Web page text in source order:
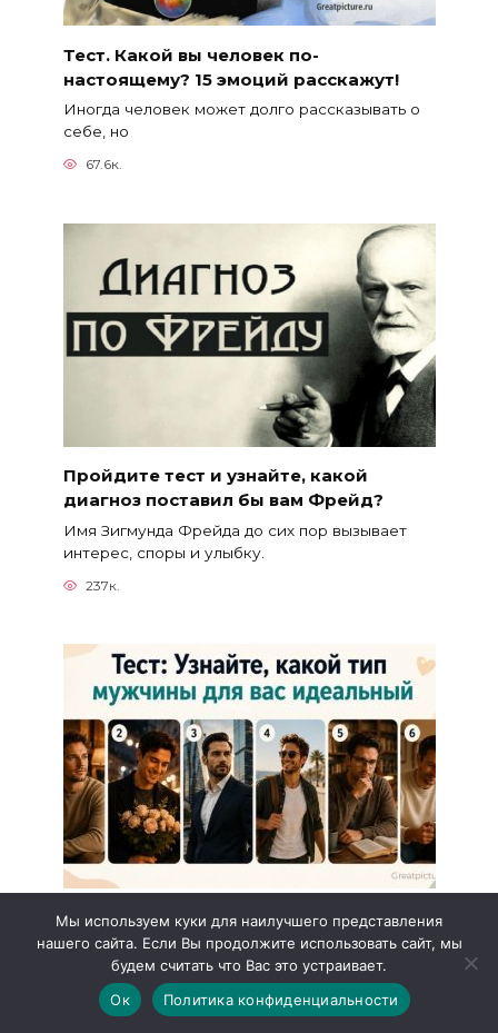
Тест. Какой вы человек по-
настоящему? 15 эмоций расскажут!
Иногда человек может долго рассказывать о
себе, но
67.6к.
Пройдите тест и узнайте, какой
диагноз поставил бы вам Фрейд?
Имя Зигмунда Фрейда до сих пор вызывает
интерес, споры и улыбку.
237к.
Тест: Узнайте, какой тип мужчины для
вас идеальный
Каждой женщине хочется рядом человека, с
которым спокойно
Мы используем куки для наилучшего представления
нашего сайта. Если Вы продолжите использовать сайт, мы
будем считать что Вас это устраивает.
Ок
Политика конфиденциальности